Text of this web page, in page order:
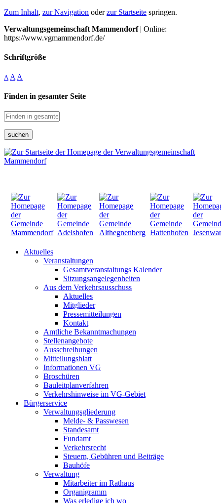
Zum Inhalt, zur Navigation oderzur Startseite springen.
Verwaltungsgemeinschaft Mammendorf| Online:
https://www.vgmammendorf.de/
Schriftgröße
A A A
Finden in gesamter Seite
suchen
Aktuelles
Veranstaltungen
Gesamtveranstaltungs Kalender
Sitzungsangelegenheiten
Aus dem Verkehrsausschuss
Aktuelles
Mitglieder
Pressemitteilungen
Kontakt
Amtliche Bekanntmachungen
Stellenangebote
Ausschreibungen
Mitteilungsblatt
Informationen VG
Broschüren
Bauleitplanverfahren
Verkehrshinweise im VG-Gebiet
Bürgerservice
Verwaltungsgliederung
Melde- & Passwesen
Standesamt
Fundamt
Verkehrsrecht
Steuern, Gebühren und Beiträge
Bauhöfe
Verwaltung
Mitarbeiter im Rathaus
Organigramm
Was erledige ich wo